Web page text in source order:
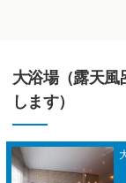
大浴場（露天風
します）